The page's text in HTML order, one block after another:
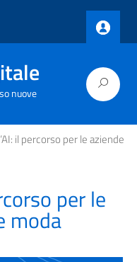
nuove
il percorso per le aziende
per le
moda